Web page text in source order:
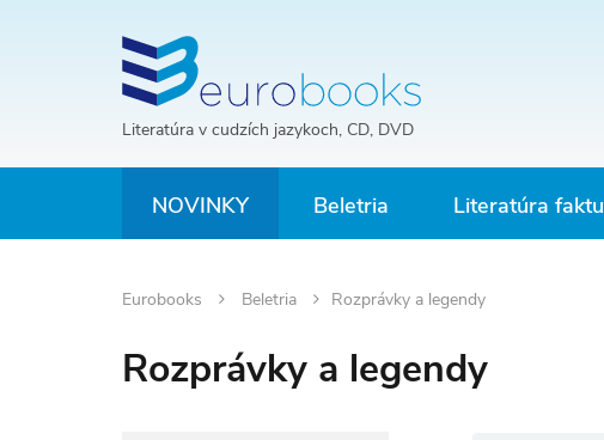
Literatúra v cudzích jazykoch, CD, DVD
NOVINKY Beletria Literatúra faktu
Eurobooks Beletria Rozprávky a legendy
Rozprávky a legendy